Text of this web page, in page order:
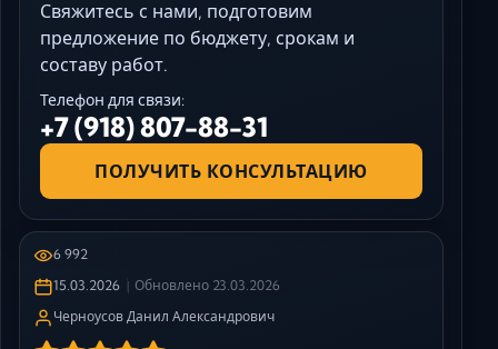
Свяжитесь с нами, подготовим
предложение по бюджету, срокам и
составу работ.
Телефон для связи:
+7 (918) 807-88-31
ПОЛУЧИТЬ КОНСУЛЬТАЦИЮ
6 992
15.03.2026
Обновлено 23.03.2026
Черноусов Данил Александрович